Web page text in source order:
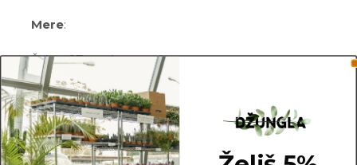
Mere:
Širina: 27 cm (premer)
Višina: 30 cm
OPOMBA